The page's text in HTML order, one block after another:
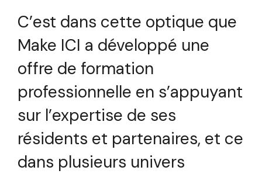
C’est dans cette optique que
Make ICI a développé une
offre de formation
professionnelle en s’appuyant
sur l’expertise de ses
résidents et partenaires, et ce
dans plusieurs univers